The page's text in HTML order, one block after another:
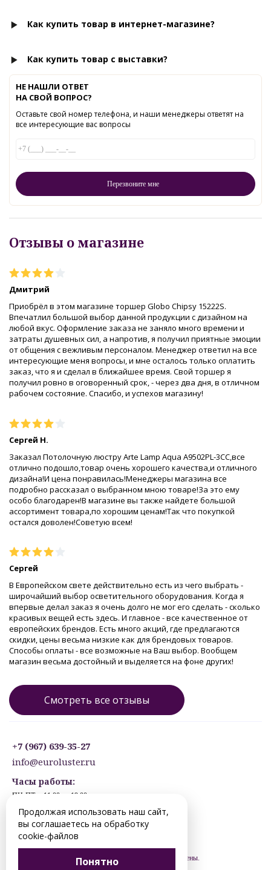
Как купить товар в интернет-магазине?
Как купить товар с выставки?
НЕ НАШЛИ ОТВЕТ
НА СВОЙ ВОПРОС?
Оставьте свой номер телефона, и наши менеджеры ответят на
все интересующие вас вопросы
Отзывы о магазине
Дмитрий
Приобрёл в этом магазине торшер Globo Chipsy 15222S.
Впечатлил большой выбор данной продукции с дизайном на
любой вкус. Оформление заказа не заняло много времени и
затраты душевных сил, а напротив, я получил приятные эмоции
от общения с вежливым персоналом. Менеджер ответил на все
интересующие меня вопросы, и мне осталось только оплатить
заказ, что я и сделал в ближайшее время. Свой торшер я
получил ровно в оговоренный срок, - через два дня, в отличном
рабочем состояние. Спасибо, и успехов магазину!
Сергей Н.
Заказал Потолочную люстру Arte Lamp Aqua A9502PL-3CC,все
отлично подошло,товар очень хорошего качества,и отличного
дизайна!И цена понравилась!Менеджеры магазина все
подробно рассказал о выбранном мною товаре!За это ему
особо благодарен!В магазине вы также найдете большой
ассортимент товара,по хорошим ценам!Так что покупкой
остался доволен!Советую всем!
Сергей
В Европейском свете действительно есть из чего выбрать -
широчайший выбор осветительного оборудования. Когда я
впервые делал заказ я очень долго не мог его сделать - сколько
красивых вещей есть здесь. И главное - все качественное от
европейских брендов. Есть много акций, где предлагаются
скидки, цены весьма низкие как для брендовых товаров.
Способы оплаты - все возможные на Ваш выбор. Вообщем
магазин весьма достойный и выделяется на фоне других!
Смотреть все отзывы
+7 (967) 639-35-27
info@euroluster.ru
Часы работы:
ПН-ПТ: с 11:00 до 19:00
ВС: ВЫХОДНОЙ
Предварительная запись.
© 2012-2026 nizhnevartovsk.euroluster.ru. Все права защищены.
Продолжая использовать наш сайт,
вы соглашаетесь на обработку
cookie-файлов
Понятно